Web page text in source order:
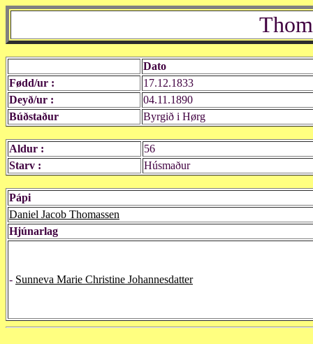
Dato
Fødd/ur :
17.12.1833
Deyð/ur :
04.11.1890
Búðstaður
Byrgið i Hørg
Aldur :
56
Starv :
Húsmaður
Pápi
Daniel Jacob Thomassen
Hjúnarlag
- Sunneva Marie Christine Johannesdatter